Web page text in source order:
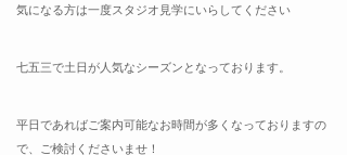
気になる方は一度スタジオ見学にいらしてください
七五三で土日が人気なシーズンとなっております。
平日であればご案内可能なお時間が多くなっておりますの
で、ご検討くださいませ！